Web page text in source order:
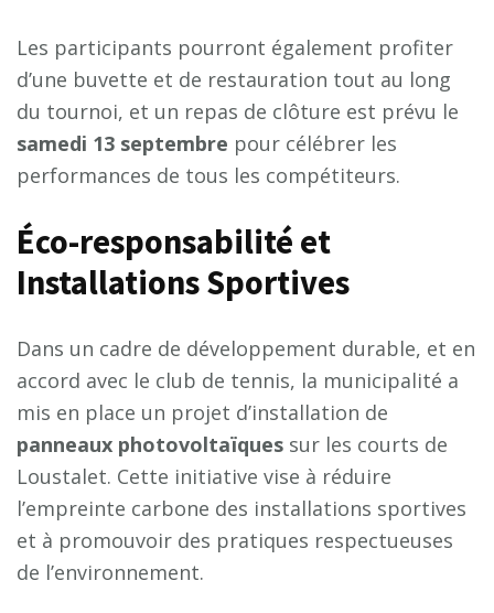
Les participants pourront également profiter
d’une buvette et de restauration tout au long
du tournoi, et un repas de clôture est prévu le
samedi 13 septembre pour célébrer les
performances de tous les compétiteurs.
Éco-responsabilité et
Installations Sportives
Dans un cadre de développement durable, et en
accord avec le club de tennis, la municipalité a
mis en place un projet d’installation de
panneaux photovoltaïques sur les courts de
Loustalet. Cette initiative vise à réduire
l’empreinte carbone des installations sportives
et à promouvoir des pratiques respectueuses
de l’environnement.